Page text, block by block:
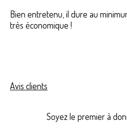
Bien entretenu, il dure au
très économique !
Avis clients
Soyez le premier à